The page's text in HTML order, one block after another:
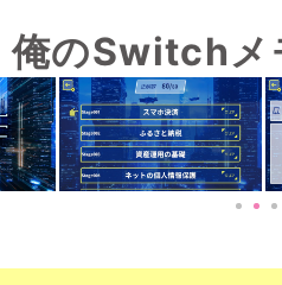
俺のSwitchメ